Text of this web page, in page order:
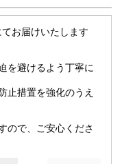
お届けいたします
を避けるよう丁寧に
止措置を強化のうえ
ので、ご安心くださ